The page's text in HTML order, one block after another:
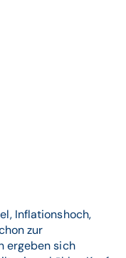
Inflationshoch,
zur
ergeben sich